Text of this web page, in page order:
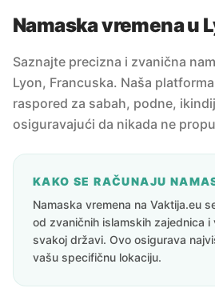
Namaska vremena u
Saznajte precizna i zvanična
Lyon, Francuska. Naša
raspored za sabah, podne,
osiguravajući da nikada ne
KAKO SE RAČUNAJU
Namaska vremena na Vaktija.eu
od zvaničnih islamskih zajednica
svakoj državi. Ovo osigurava
vašu specifičnu lokaciju.